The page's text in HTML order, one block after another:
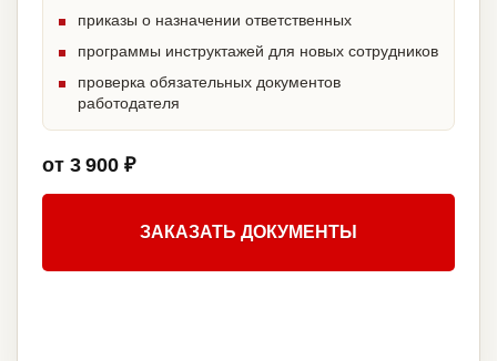
приказы о назначении ответственных
программы инструктажей для новых сотрудников
проверка обязательных документов
работодателя
от 3 900 ₽
ЗАКАЗАТЬ ДОКУМЕНТЫ